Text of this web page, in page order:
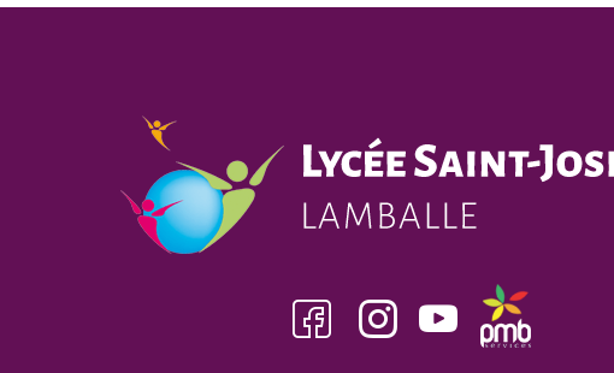
Facebook insta youtube pmb